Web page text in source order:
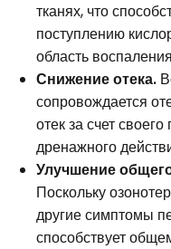
тканях, что
поступлению
область
Снижение отека.
сопровождается
отек за счет
дренажного
Улучшение
Поскольку
другие симптомы
способствует